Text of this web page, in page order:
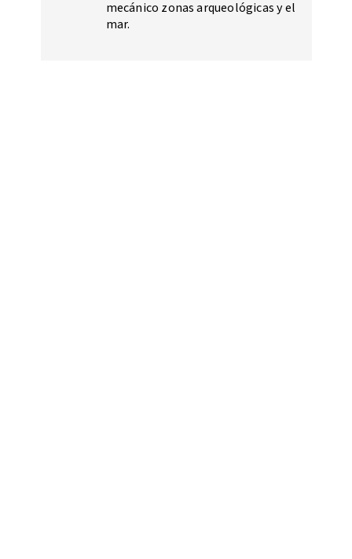
mecánico zonas arqueológicas y el
mar.